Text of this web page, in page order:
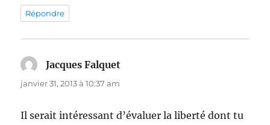
Répondre
Jacques Falquet
janvier 31, 2013 à 10:37 am
Il serait intéressant d’évaluer la liberté dont tu